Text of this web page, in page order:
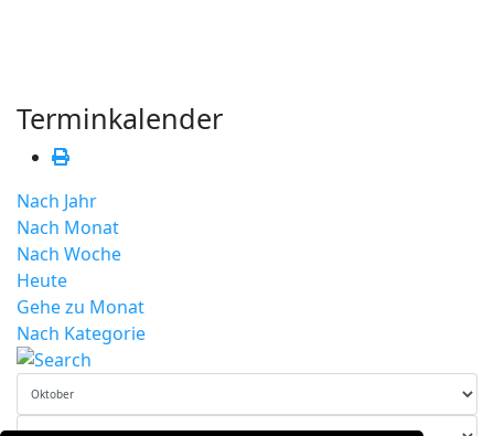
Terminkalender
Nach Jahr
Nach Monat
Nach Woche
Heute
Gehe zu Monat
Nach Kategorie